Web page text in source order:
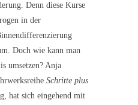
Denn diese Kurse
in der
Doch wie kann man
umsetzen? Anja
Schritte plus
hat sich eingehend mit